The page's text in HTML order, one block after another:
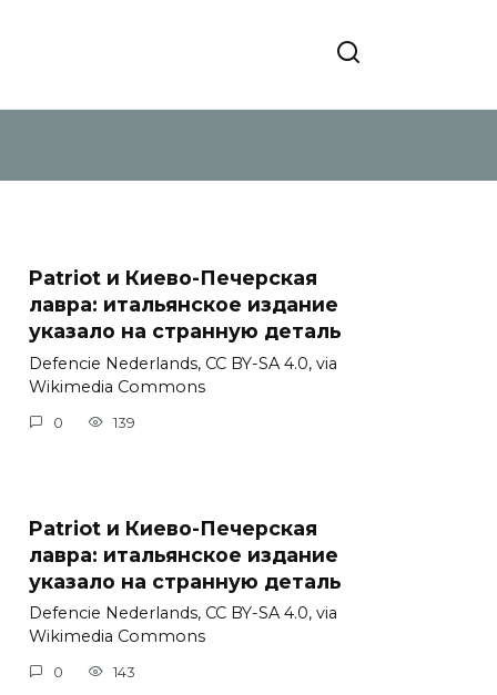
Patriot и Киево-Печерская
лавра: итальянское издание
указало на странную деталь
Defencie Nederlands, CC BY-SA 4.0, via
Wikimedia Commons
0 139
Patriot и Киево-Печерская
лавра: итальянское издание
указало на странную деталь
Defencie Nederlands, CC BY-SA 4.0, via
Wikimedia Commons
0 143